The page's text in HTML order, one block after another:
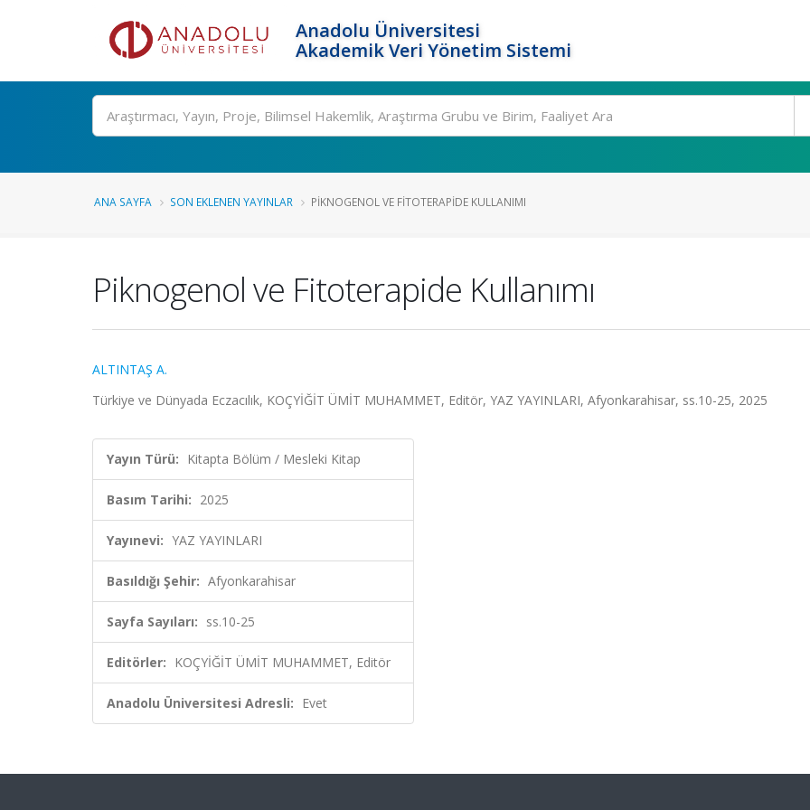
Anadolu Üniversitesi
Akademik Veri Yönetim Sistemi
Ara
ANA SAYFA SON EKLENEN YAYINLAR PIKNOGENOL VE FITOTERAPIDE KULLANIMI
Piknogenol ve Fitoterapide Kullanımı
ALTINTAŞ A.
Türkiye ve Dünyada Eczacılık, KOÇYİĞİT ÜMİT MUHAMMET, Editör, YAZ YAYINLARI, Afyonkarahisar, ss.10-25, 2025
Yayın Türü: Kitapta Bölüm / Mesleki Kitap
Basım Tarihi: 2025
Yayınevi: YAZ YAYINLARI
Basıldığı Şehir: Afyonkarahisar
Sayfa Sayıları: ss.10-25
Editörler: KOÇYİĞİT ÜMİT MUHAMMET, Editör
Anadolu Üniversitesi Adresli: Evet